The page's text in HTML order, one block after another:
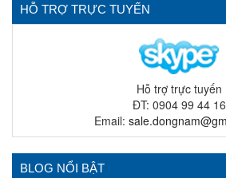
HỖ TRỢ TRỰC TUYẾN
Hỗ trợ trực tuyến
ĐT: 0904 99 44 16
Email:
BLOG NỔI BẬT